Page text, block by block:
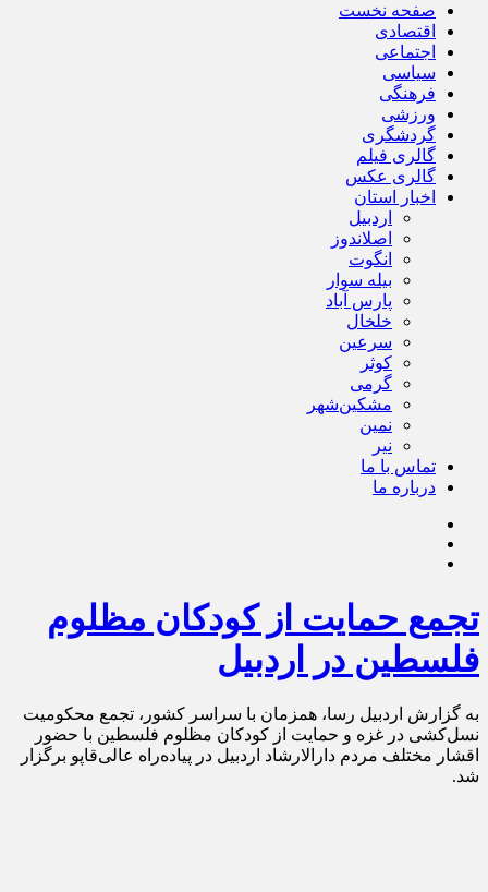
صفحه نخست
اقتصادی
اجتماعی
سیاسی
فرهنگی
ورزشی
گردشگری
گالری فیلم
گالری عکس
اخبار استان
اردبیل
اصلاندوز
انگوت
بیله سوار
پارس آباد
خلخال
سرعین
کوثر
گرمی
مشکین‌شهر
نمین
نیر
تماس با ما
درباره ما
تجمع حمایت از کودکان مظلوم
فلسطین در اردبیل
به گزارش اردبیل رسا، همزمان با سراسر کشور، تجمع محکومیت
نسل‌کشی در غزه و حمایت از کودکان مظلوم فلسطین با حضور
اقشار مختلف مردم دارالارشاد اردبیل در پیاده‌راه عالی‌قاپو برگزار
شد.